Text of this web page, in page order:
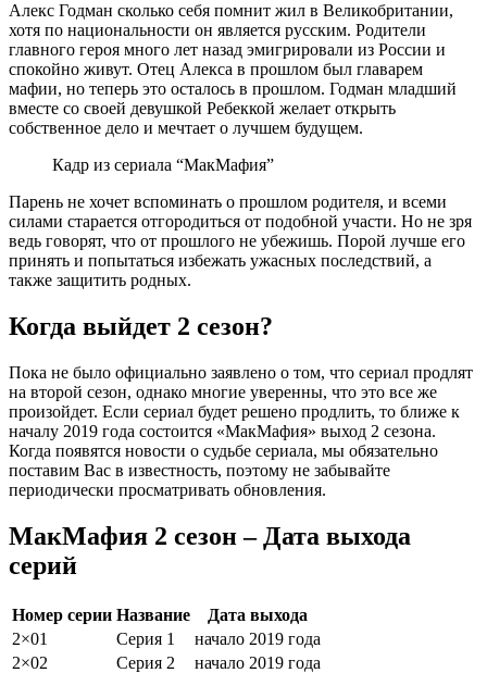
Алекс Годман сколько себя помнит жил в Великобритании,
хотя по национальности он является русским. Родители
главного героя много лет назад эмигрировали из России и
спокойно живут. Отец Алекса в прошлом был главарем
мафии, но теперь это осталось в прошлом. Годман младший
вместе со своей девушкой Ребеккой желает открыть
собственное дело и мечтает о лучшем будущем.
Кадр из сериала “МакМафия”
Парень не хочет вспоминать о прошлом родителя, и всеми
силами старается отгородиться от подобной участи. Но не зря
ведь говорят, что от прошлого не убежишь. Порой лучше его
принять и попытаться избежать ужасных последствий, а
также защитить родных.
Когда выйдет 2 сезон?
Пока не было официально заявлено о том, что сериал продлят
на второй сезон, однако многие уверенны, что это все же
произойдет. Если сериал будет решено продлить, то ближе к
началу 2019 года состоится «МакМафия» выход 2 сезона.
Когда появятся новости о судьбе сериала, мы обязательно
поставим Вас в известность, поэтому не забывайте
периодически просматривать обновления.
МакМафия 2 сезон – Дата выхода
серий
Номер серии Название
Дата выхода
2×01
Серия 1
начало 2019 года
2×02
Серия 2
начало 2019 года